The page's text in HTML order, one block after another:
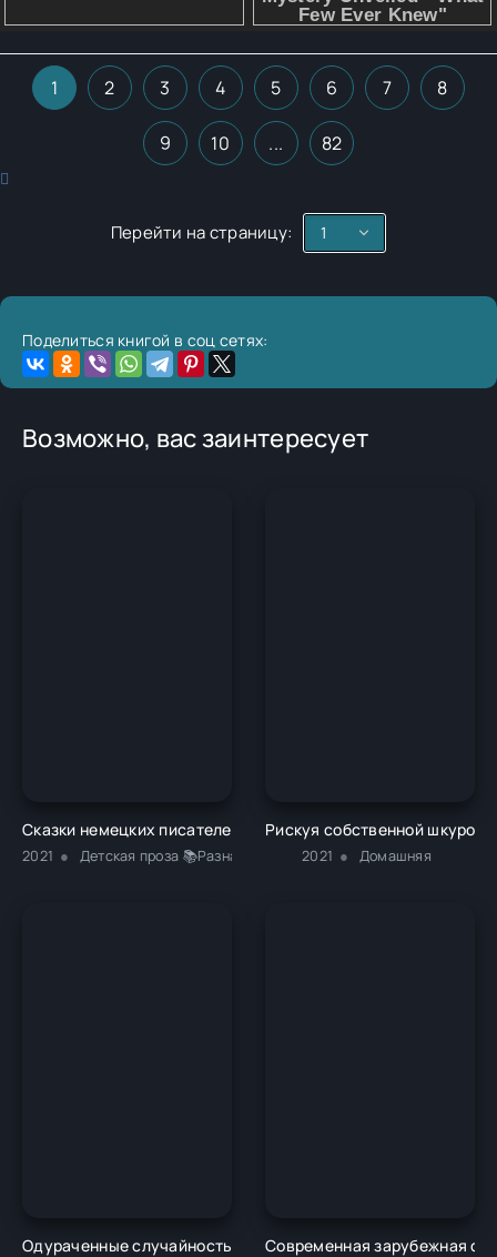
1 2 3 4 5 6 7 8
9 10 ... 82
Перейти на страницу:
Поделиться книгой в соц сетях:
Возможно, вас заинтересует
Сказки немецких писателей - Новалис
2021 Детская проза 📚Разная литература
Рискуя собственной
2021 Домашняя
Одураченные случайностью. О скрытой роли шанса в
Современная зарубежная